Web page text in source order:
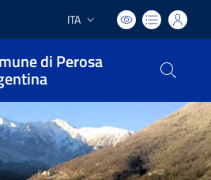
Lingua attiva:
ITA
di Perosa